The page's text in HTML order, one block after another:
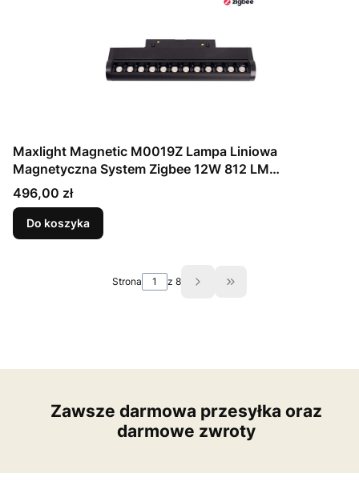
Maxlight Magnetic M0019Z Lampa Liniowa
Magnetyczna System Zigbee 12W 812 LM
2700/5000K
Cena
496,00 zł
Do koszyka
Strona z 8 Przejdź do ostatniej
Zawsze darmowa przesyłka oraz
darmowe zwroty